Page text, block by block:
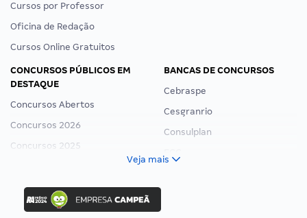
Cursos por Professor
Oficina de Redação
Cursos Online Gratuitos
CONCURSOS PÚBLICOS EM
DESTAQUE
Concursos Abertos
Concursos 2026
Concursos 2025
Concurso Ibama
Concurso MPU
BANCAS DE CONCURSOS
Cebraspe
Cesgranrio
Consulplan
Veja mais